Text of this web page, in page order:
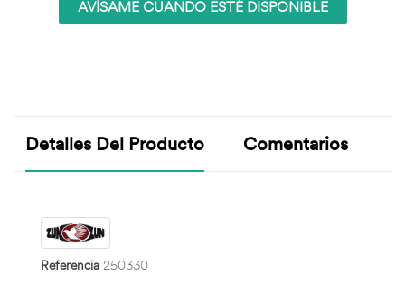
AVÍSAME CUANDO ESTÉ DISPONIBLE
Detalles Del Producto Comentarios
Referencia 250330